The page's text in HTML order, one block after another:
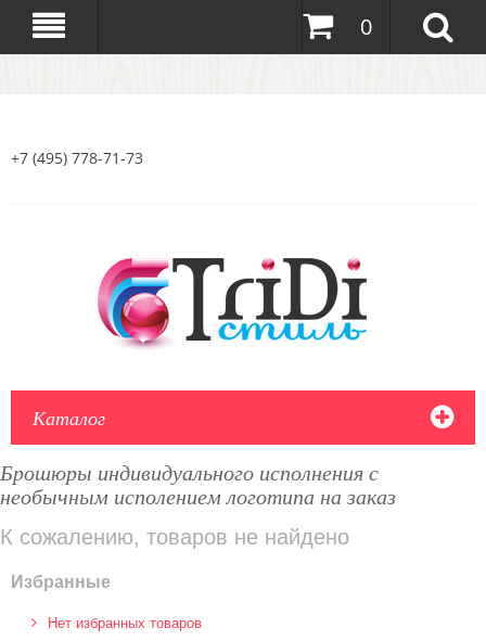
0
+7 (495) 778-71-73
Каталог
Брошюры индивидуального исполнения с
необычным исполением логотипа на заказ
К сожалению, товаров не найдено
Избранные
Нет избранных товаров